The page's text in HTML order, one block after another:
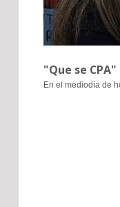
"Que se
En el mediodía de